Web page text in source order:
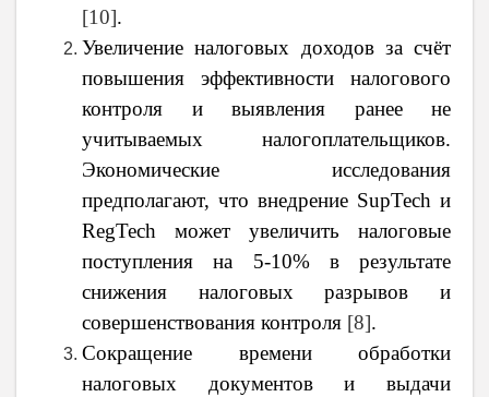
[10].
Увеличение налоговых доходов за счёт
повышения эффективности налогового
контроля и выявления ранее не
учитываемых налогоплательщиков.
Экономические исследования
предполагают, что внедрение SupTech и
RegTech может увеличить налоговые
поступления на 5-10% в результате
снижения налоговых разрывов и
совершенствования контроля [8].
Сокращение времени обработки
налоговых документов и выдачи